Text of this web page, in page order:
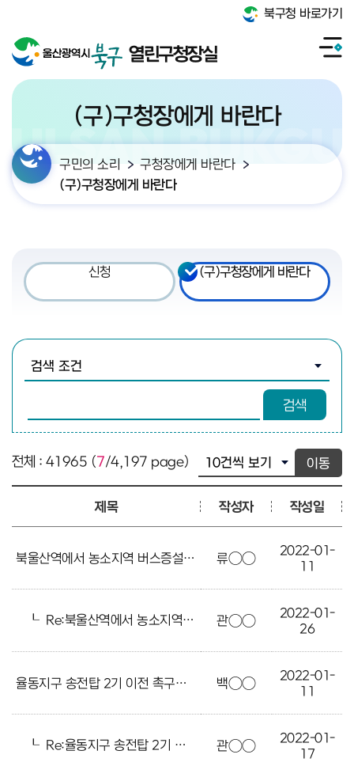
북구청 바로가기
열린구청장실
(구)구청장에게 바란다
구민의 소리
구청장에게 바란다
(구)구청장에게 바란다
신청 (구)구청장에게 바란다
검색
이동
전체 : 41965 (7/4,197 page)
제목 작성자 작성일
북울산역에서 농소지역 버스증설 류○○
2022-01-
11
┖ Re:북울산역에서 농소지역 버스증설 관○○
2022-01-
26
율동지구 송전탑 2기 이전 촉구합니다 백○○
2022-01-
11
┖ Re:율동지구 송전탑 2기 이전 촉구합니다 관○○
2022-01-
17